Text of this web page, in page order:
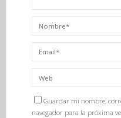
Guardar mi nombre,
navegador para la próxima